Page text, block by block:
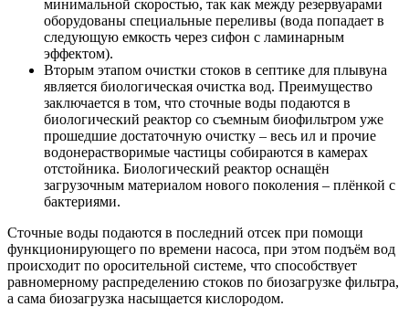
минимальной скоростью, так как между резервуарами
оборудованы специальные переливы (вода попадает в
следующую емкость через сифон с ламинарным
эффектом).
Вторым этапом очистки стоков в септике для плывуна
является биологическая очистка вод. Преимущество
заключается в том, что сточные воды подаются в
биологический реактор со съемным биофильтром уже
прошедшие достаточную очистку – весь ил и прочие
водонерастворимые частицы собираются в камерах
отстойника. Биологический реактор оснащён
загрузочным материалом нового поколения – плёнкой с
бактериями.
Сточные воды подаются в последний отсек при помощи
функционирующего по времени насоса, при этом подъём вод
происходит по оросительной системе, что способствует
равномерному распределению стоков по биозагрузке фильтра,
а сама биозагрузка насыщается кислородом.